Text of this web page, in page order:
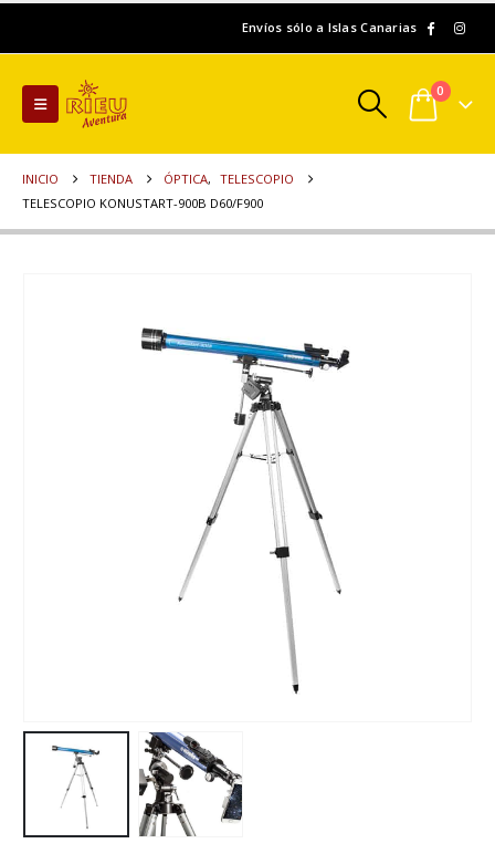
Envíos sólo a Islas Canarias
0
INICIO TIENDA ÓPTICA, TELESCOPIO
TELESCOPIO KONUSTART-900B D60/F900